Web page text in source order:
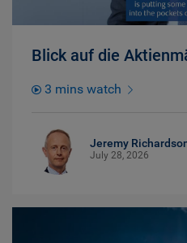
Blick auf die
3 mins watch
Jeremy
July 28, 2026